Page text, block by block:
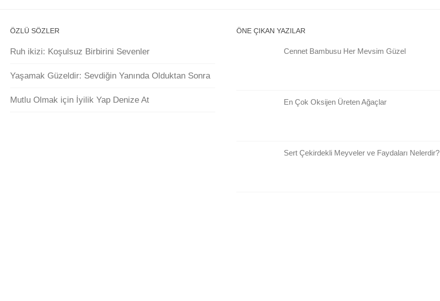
ÖZLÜ SÖZLER
Ruh ikizi: Koşulsuz Birbirini Sevenler
Yaşamak Güzeldir: Sevdiğin Yanında Olduktan Sonra
Mutlu Olmak için İyilik Yap Denize At
ÖNE ÇIKAN YAZILAR
Cennet Bambusu Her Mevsim Güzel
En Çok Oksijen Üreten Ağaçlar
Sert Çekirdekli Meyveler ve Faydaları Nelerdir?